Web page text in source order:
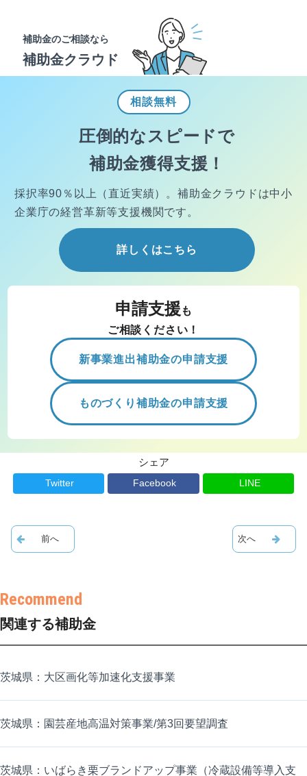
補助金のご相談なら
補助金クラウド
相談無料
圧倒的なスピードで
補助金獲得支援！
採択率90％以上（直近実績）。 補助金クラウドは中小
企業庁の経営革新等支援機関です。
詳しくはこちら
申請支援 も
ご相談ください！
新事業進出補助金の申請支援
ものづくり補助金の申請支援
シェア
Twitter Facebook LINE
関連する補助金
茨城県：大区画化等加速化支援事業
茨城県：園芸産地高温対策事業/第3回要望調査
茨城県：いばらき栗ブランドアップ事業（冷蔵設備等導入支